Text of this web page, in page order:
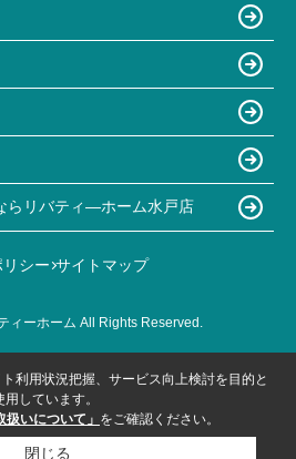
らリバティ―ホーム水戸店
シー サイトマップ
ィーホーム All Rights Reserved.
利用状況把握、サービス向上検討を目的と
しています。
扱いについて」 をご確認ください。
閉じる